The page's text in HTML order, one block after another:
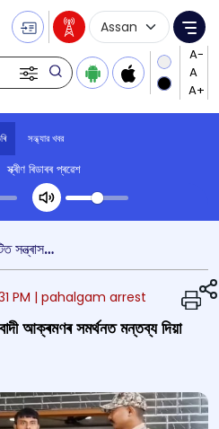
Language
সন্ধ্যার খবর
স্ক্ৰীণ ৰিডাৰৰ প্ৰৱেশ
Transcript summary
খেলা অডিঅ' সন্ধ্যার খবর
কাশ্মীৰৰ পহলগামত সংঘটিত সন্ত্ৰাসবাদী আক্ৰমণৰ সমৰ্থনত মন্তব্য দিয়া ২২জন লোকক আটক
PM | pahalgam arrest
আক্ৰমণৰ সমৰ্থনত মন্তব্য দিয়া